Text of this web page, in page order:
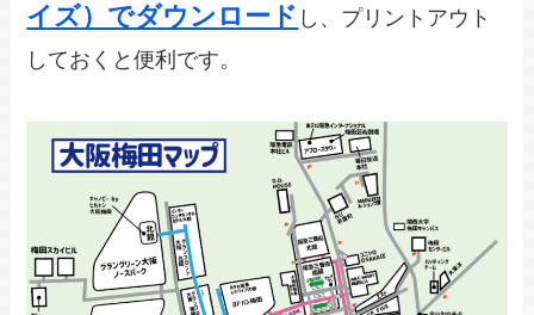
イズ）でダウンロード し、プリントアウト
しておくと便利です。